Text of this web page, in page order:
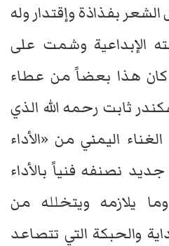
بفذاذة وإقتدار وله
الإبداعية وشمت على
كان هذا بعضاً من عطاء
ثابت رحمه الله الذي
اليمني من «الأداء
نصنفه فنياً بالأداء
يلازمه ويتخلله من
والحبكة التي تتصاعد